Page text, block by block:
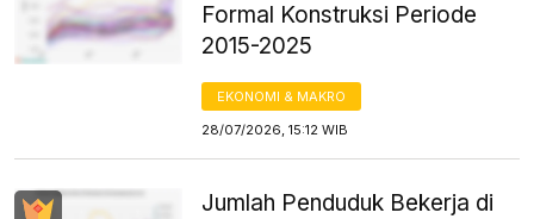
Formal Konstruksi Periode
2015-2025
EKONOMI & MAKRO
28/07/2026, 15:12 WIB
Jumlah Penduduk Bekerja di